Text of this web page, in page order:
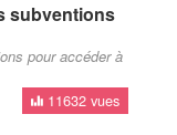
subventions
pour accéder à
11632 vues